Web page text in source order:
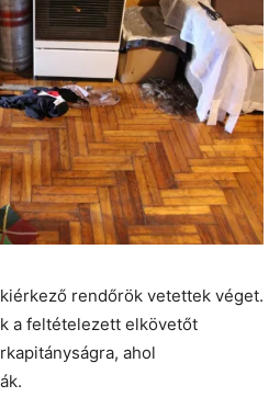
rendőrök vetettek véget.
a feltételezett elkövetőt
ahol